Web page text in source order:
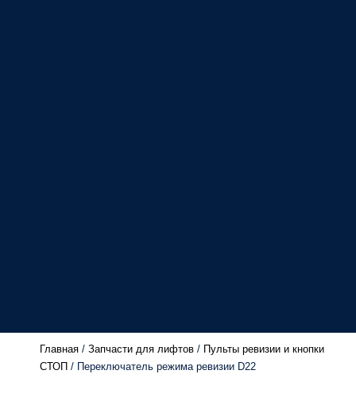
Главная / Запчасти для лифтов / Пульты ревизии и кнопки
СТОП / Переключатель режима ревизии D22